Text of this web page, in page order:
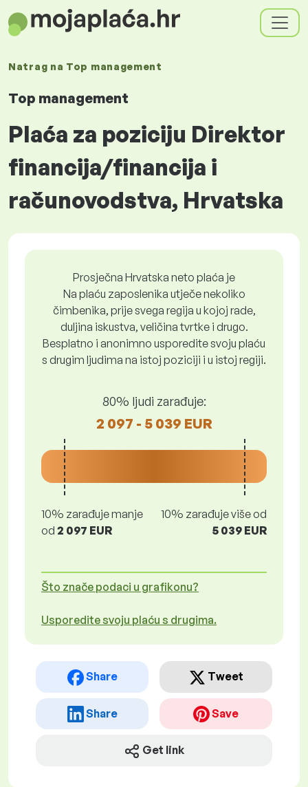
Natrag na Top management
Top management
Plaća za poziciju Direktor
financija/financija i
računovodstva, Hrvatska
Prosječna Hrvatska neto plaća je
Na plaću zaposlenika utječe nekoliko
čimbenika, prije svega regija u kojoj rade,
duljina iskustva, veličina tvrtke i drugo.
Besplatno i anonimno usporedite svoju plaću
s drugim ljudima na istoj poziciji i u istoj regiji.
80% ljudi zarađuje:
2 097 - 5 039 EUR
10% zarađuje manje
od 2 097 EUR
10% zarađuje više od
5 039 EUR
Što znače podaci u grafikonu?
Usporedite svoju plaću s drugima.
Share Tweet
Share Save
Get link